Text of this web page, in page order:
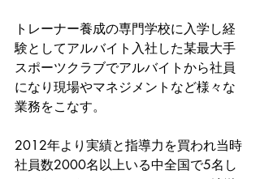
トレーナー養成の専門学校に入学し経
験としてアルバイト入社した某最大手
スポーツクラブでアルバイトから社員
になり現場やマネジメントなど様々な
業務をこなす。
2012年より実績と指導力を買われ当時
社員数2000名以上いる中全国で5名し